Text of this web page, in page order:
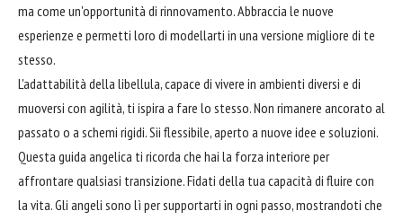
ma come un'opportunità di rinnovamento. Abbraccia le nuove
esperienze e permetti loro di modellarti in una versione migliore di te
stesso.
L'adattabilità della libellula, capace di vivere in ambienti diversi e di
muoversi con agilità, ti ispira a fare lo stesso. Non rimanere ancorato al
passato o a schemi rigidi. Sii flessibile, aperto a nuove idee e soluzioni.
Questa guida angelica ti ricorda che hai la forza interiore per
affrontare qualsiasi transizione. Fidati della tua capacità di fluire con
la vita. Gli angeli sono lì per supportarti in ogni passo, mostrandoti che